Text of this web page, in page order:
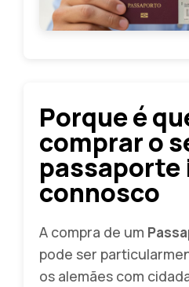
Porque é
comprar o
connosco
A compra de um
pode ser
os alemães com